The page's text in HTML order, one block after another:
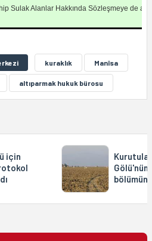
Sulak Alanlar Hakkında Sözleşmeye de
kuraklık Manîsa
altıparmak hukuk bürosu
için
Gölü'nün